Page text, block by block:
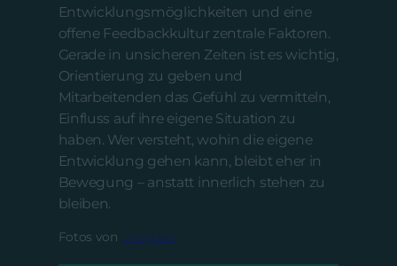
Entwicklungsmöglichkeiten und eine
offene Feedbackkultur zentrale Faktoren.
Gerade in unsicheren Zeiten ist es wichtig,
Orientierung zu geben und
Mitarbeitenden das Gefühl zu vermitteln,
Einfluss auf ihre eigene Situation zu
haben. Wer versteht, wohin die eigene
Entwicklung gehen kann, bleibt eher in
Bewegung – anstatt innerlich stehen zu
bleiben.
Fotos von Unsplash